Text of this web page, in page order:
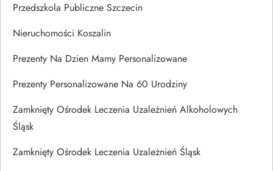
Przedszkola Publiczne Szczecin
Nieruchomości Koszalin
Prezenty Na Dzien Mamy Personalizowane
Prezenty Personalizowane Na 60 Urodziny
Zamknięty Ośrodek Leczenia Uzależnień Alkoholowych
Śląsk
Zamknięty Ośrodek Leczenia Uzależnień Śląsk